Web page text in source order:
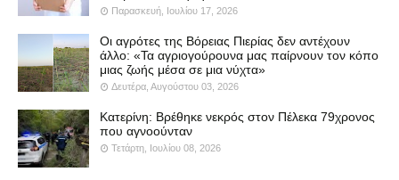
Παρασκευή, Ιουλίου 17, 2026
Οι αγρότες της Βόρειας Πιερίας δεν αντέχουν
άλλο: «Τα αγριογούρουνα μας παίρνουν τον κόπο
μιας ζωής μέσα σε μια νύχτα»
Δευτέρα, Αυγούστου 03, 2026
Κατερίνη: Βρέθηκε νεκρός στον Πέλεκα 79χρονος
που αγνοούνταν
Τετάρτη, Ιουλίου 08, 2026